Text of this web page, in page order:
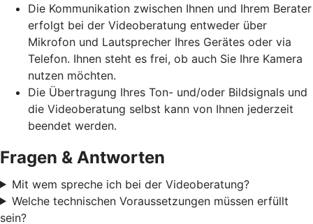
Die Kommunikation zwischen Ihnen und Ihrem Berater
erfolgt bei der Videoberatung entweder über
Mikrofon und Lautsprecher Ihres Gerätes oder via
Telefon. Ihnen steht es frei, ob auch Sie Ihre Kamera
nutzen möchten.
Die Übertragung Ihres Ton- und/oder Bildsignals und
die Videoberatung selbst kann von Ihnen jederzeit
beendet werden.
Fragen & Antworten
Mit wem spreche ich bei der Videoberatung?
Welche technischen Voraussetzungen müssen erfüllt
sein?